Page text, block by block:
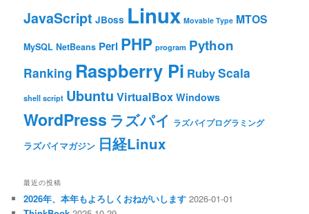
JavaScript JBoss Linux Movable Type MTOS
MySQL NetBeans Perl PHP program Python
Ranking Raspberry Pi RubyScala
shell script Ubuntu VirtualBox Windows
WordPress ラズパイ ラズパイプログラミング
ラズパイマガジン 日経Linux
最近の投稿
2026年、本年もよろしくおねがいします 2026-01-01